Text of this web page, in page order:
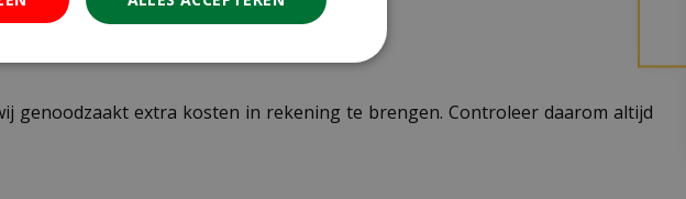
genoodzaakt extra kosten in rekening te brengen. Controleer daarom altijd